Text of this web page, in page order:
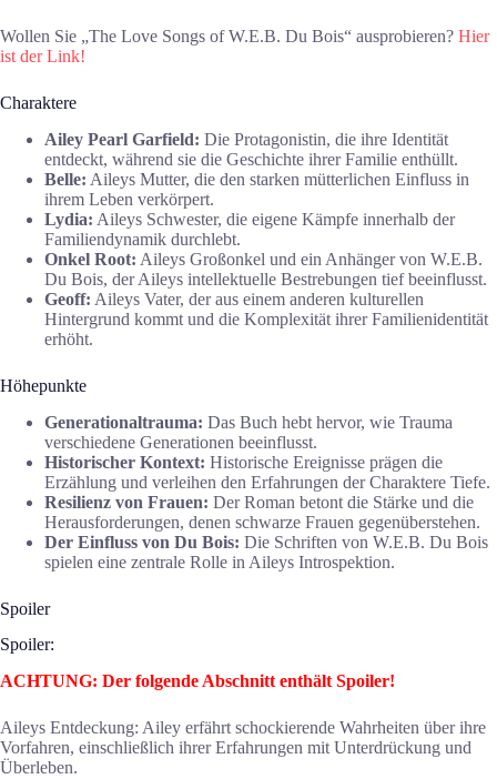
Wollen Sie „The Love Songs of W.E.B. Du Bois“ ausprobieren? Hier
ist der Link!
Charaktere
Ailey Pearl Garfield: Die Protagonistin, die ihre Identität
entdeckt, während sie die Geschichte ihrer Familie enthüllt.
Belle: Aileys Mutter, die den starken mütterlichen Einfluss in
ihrem Leben verkörpert.
Lydia: Aileys Schwester, die eigene Kämpfe innerhalb der
Familiendynamik durchlebt.
Onkel Root: Aileys Großonkel und ein Anhänger von W.E.B.
Du Bois, der Aileys intellektuelle Bestrebungen tief beeinflusst.
Geoff: Aileys Vater, der aus einem anderen kulturellen
Hintergrund kommt und die Komplexität ihrer Familienidentität
erhöht.
Höhepunkte
Generationaltrauma: Das Buch hebt hervor, wie Trauma
verschiedene Generationen beeinflusst.
Historischer Kontext: Historische Ereignisse prägen die
Erzählung und verleihen den Erfahrungen der Charaktere Tiefe.
Resilienz von Frauen: Der Roman betont die Stärke und die
Herausforderungen, denen schwarze Frauen gegenüberstehen.
Der Einfluss von Du Bois: Die Schriften von W.E.B. Du Bois
spielen eine zentrale Rolle in Aileys Introspektion.
Spoiler
Spoiler:
ACHTUNG: Der folgende Abschnitt enthält Spoiler!
Aileys Entdeckung: Ailey erfährt schockierende Wahrheiten über ihre
Vorfahren, einschließlich ihrer Erfahrungen mit Unterdrückung und
Überleben.